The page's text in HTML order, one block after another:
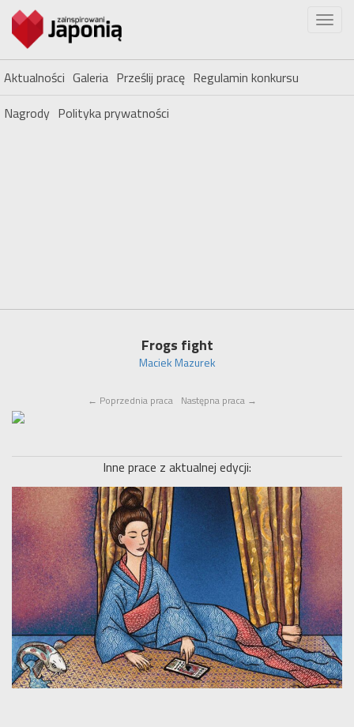
Aktualności Galeria Prześlij pracę Regulamin konkursu
Nagrody Polityka prywatności
Frogs fight
Maciek Mazurek
← Poprzednia praca Następna praca →
Inne prace z aktualnej edycji: